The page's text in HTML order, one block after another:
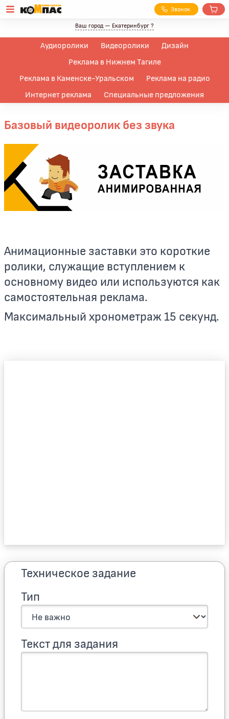
Звонок
Ваш город — Екатеринбург ?
Аудиоролики Видеоролики
Дизайн
Реклама в Нижнем Тагиле
Реклама в Каменске-Уральском
Реклама на радио
Интернет реклама
Специальные предложения
Базовый видеоролик без звука
Анимационные заставки это короткие
ролики, служащие вступлением к
основному видео или используются как
самостоятельная реклама.
Максимальный хронометраж 15 секунд.
Техническое задание
Тип
Текст для задания